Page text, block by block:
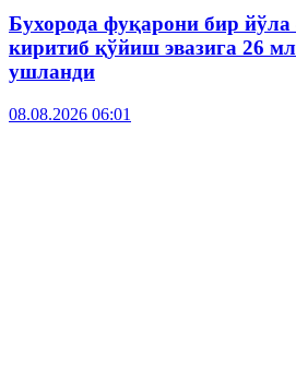
Бухорода фуқарони бир
киритиб қўйиш эвазига 26
ушланди
08.08.2026 06:01